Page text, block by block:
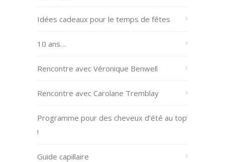
Idées cadeaux pour le temps de fêtes
10 ans…
Rencontre avec Véronique Benwell
Rencontre avec Carolane Tremblay
Programme pour des cheveux d’été au top
!
Guide capillaire